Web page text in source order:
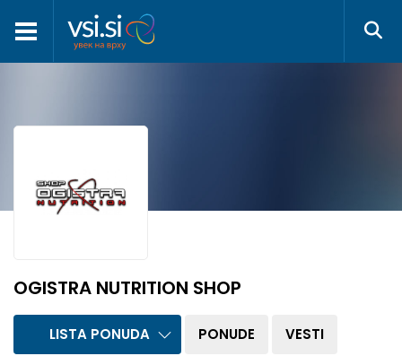
OGISTRA NUTRITION SHOP
LISTA PONUDA PONUDE VESTI